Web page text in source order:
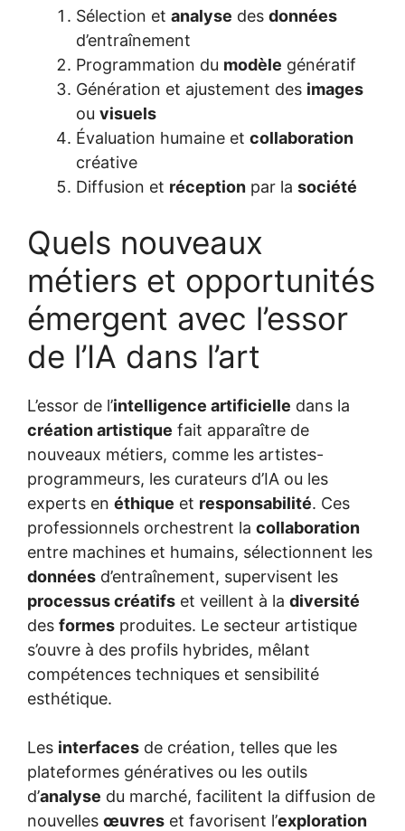
Sélection et analyse des données
d’entraînement
Programmation du modèle génératif
Génération et ajustement des images
ou visuels
Évaluation humaine et collaboration
créative
Diffusion et réception par la société
Quels nouveaux
métiers et opportunités
émergent avec l’essor
de l’IA dans l’art
L’essor de l’intelligence artificielle dans la
création artistique fait apparaître de
nouveaux métiers, comme les artistes-
programmeurs, les curateurs d’IA ou les
experts en éthique et responsabilité. Ces
professionnels orchestrent la collaboration
entre machines et humains, sélectionnent les
données d’entraînement, supervisent les
processus créatifs et veillent à la diversité
des formes produites. Le secteur artistique
s’ouvre à des profils hybrides, mêlant
compétences techniques et sensibilité
esthétique.
Les interfaces de création, telles que les
plateformes génératives ou les outils
d’analyse du marché, facilitent la diffusion de
nouvelles œuvres et favorisent l’exploration